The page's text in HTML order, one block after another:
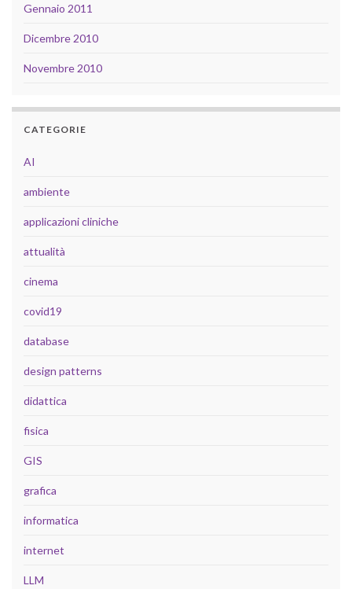
Gennaio 2011
Dicembre 2010
Novembre 2010
CATEGORIE
AI
ambiente
applicazioni cliniche
attualità
cinema
covid19
database
design patterns
didattica
fisica
GIS
grafica
informatica
internet
LLM